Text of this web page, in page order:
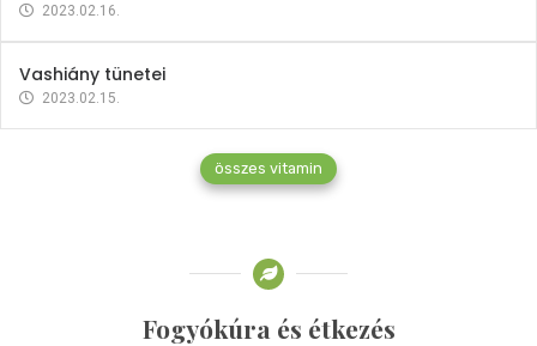
2023.02.16.
Vashiány tünetei
2023.02.15.
összes vitamin
Fogyókúra és étkezés